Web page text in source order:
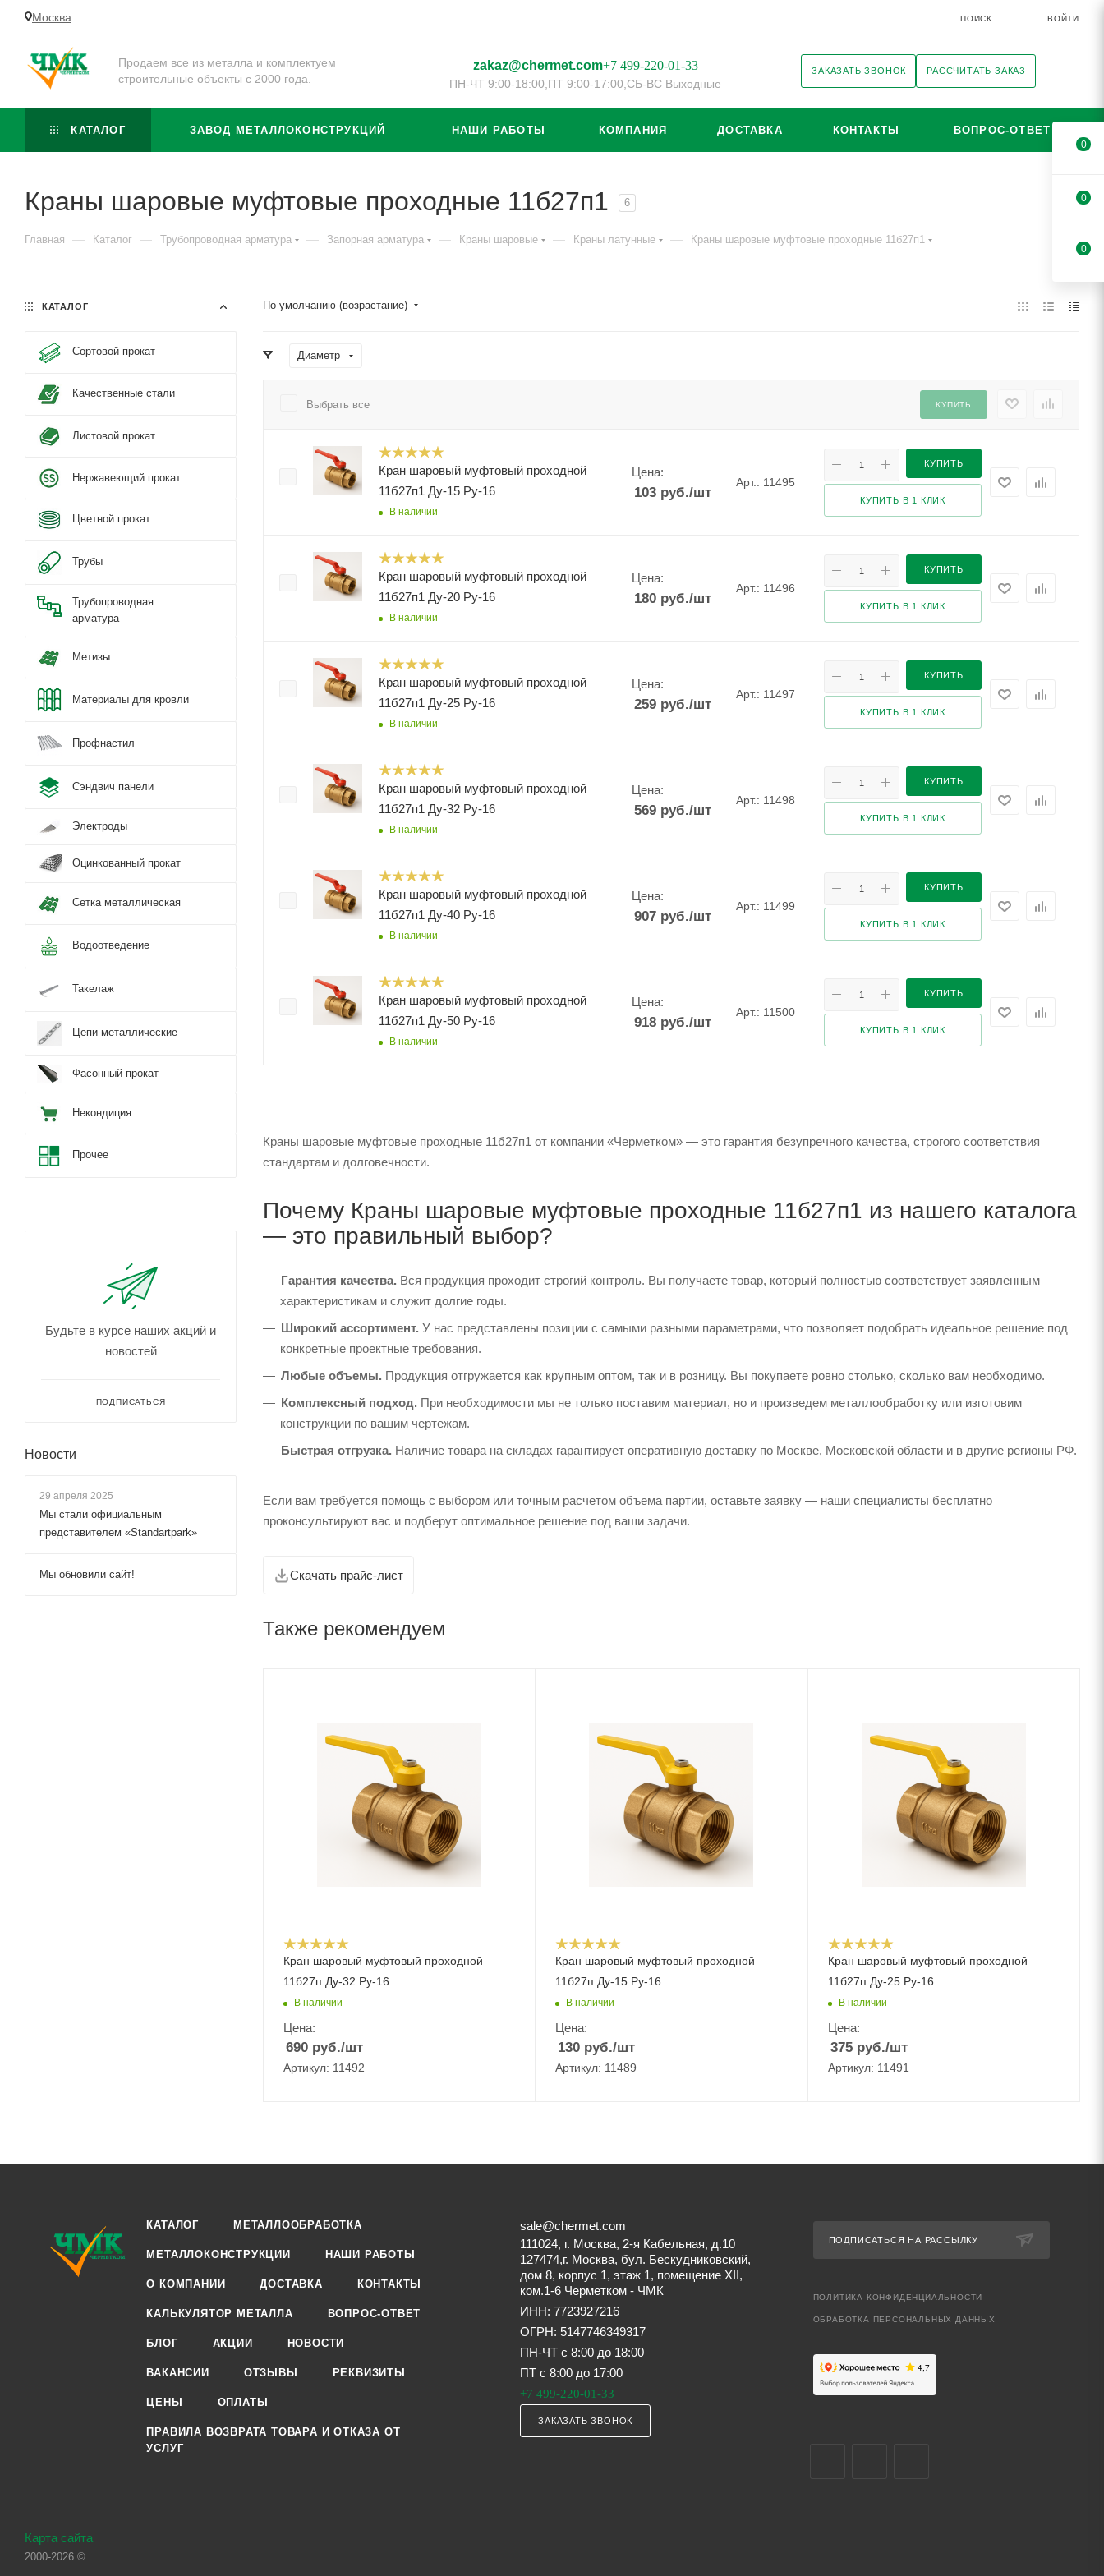
Москва ПОИСК ВОЙТИ
Продаем все из металла и комплектуем
строительные объекты с 2000 года.
zakaz@chermet.com+7 499-220-01-33
ПН-ЧТ 9:00-18:00, ПТ 9:00-17:00, СБ-ВС Выходные
ЗАКАЗАТЬ ЗВОНОК РАССЧИТАТЬ ЗАКАЗ
КАТАЛОГ ЗАВОД МЕТАЛЛОКОНСТРУКЦИЙ НАШИ РАБОТЫ КОМПАНИЯ ДОСТАВКА КОНТАКТЫ ВОПРОС-ОТВЕТ
Краны шаровые муфтовые проходные 11б27п1 6
Главная — Каталог — Трубопроводная арматура — Запорная арматура — Краны шаровые — Краны латунные — Краны шаровые муфтовые проходные 11б27п1
По умолчанию (возрастание)
Диаметр
Выбрать все КУПИТЬ
Кран шаровый муфтовый проходной
11б27п1 Ду-15 Ру-16
В наличии
Цена:
103руб./шт
Арт.: 11495
КУПИТЬ
КУПИТЬ В 1 КЛИК
Кран шаровый муфтовый проходной
11б27п1 Ду-20 Ру-16
В наличии
Цена:
180руб./шт
Арт.: 11496
КУПИТЬ
КУПИТЬ В 1 КЛИК
Кран шаровый муфтовый проходной
11б27п1 Ду-25 Ру-16
В наличии
Цена:
259руб./шт
Арт.: 11497
КУПИТЬ
КУПИТЬ В 1 КЛИК
Кран шаровый муфтовый проходной
11б27п1 Ду-32 Ру-16
В наличии
Цена:
569руб./шт
Арт.: 11498
КУПИТЬ
КУПИТЬ В 1 КЛИК
Кран шаровый муфтовый проходной
11б27п1 Ду-40 Ру-16
В наличии
Цена:
907руб./шт
Арт.: 11499
КУПИТЬ
КУПИТЬ В 1 КЛИК
Кран шаровый муфтовый проходной
11б27п1 Ду-50 Ру-16
В наличии
Цена:
918руб./шт
Арт.: 11500
КУПИТЬ
КУПИТЬ В 1 КЛИК
Краны шаровые муфтовые проходные 11б27п1 от компании «Черметком» — это гарантия безупречного качества, строгого соответствия
стандартам и долговечности.
Почему Краны шаровые муфтовые проходные 11б27п1 из нашего каталога
— это правильный выбор?
Гарантия качества. Вся продукция проходит строгий контроль. Вы получаете товар, который полностью соответствует заявленным
характеристикам и служит долгие годы.
Широкий ассортимент. У нас представлены позиции с самыми разными параметрами, что позволяет подобрать идеальное решение под
конкретные проектные требования.
Любые объемы. Продукция отгружается как крупным оптом, так и в розницу. Вы покупаете ровно столько, сколько вам необходимо.
Комплексный подход. При необходимости мы не только поставим материал, но и произведем металлообработку или изготовим
конструкции по вашим чертежам.
Быстрая отгрузка. Наличие товара на складах гарантирует оперативную доставку по Москве, Московской области и в другие регионы РФ.
Если вам требуется помощь с выбором или точным расчетом объема партии, оставьте заявку — наши специалисты бесплатно
проконсультируют вас и подберут оптимальное решение под ваши задачи.
Скачать прайс-лист
Также рекомендуем
Кран шаровый муфтовый проходной
11б27п Ду-32 Ру-16
В наличии
Цена:
690 руб./шт
Артикул: 11492
Кран шаровый муфтовый проходной
11б27п Ду-15 Ру-16
В наличии
Цена:
130 руб./шт
Артикул: 11489
Кран шаровый муфтовый проходной
11б27п Ду-25 Ру-16
В наличии
Цена:
375руб./шт
Артикул: 11491
КАТАЛОГ
Сортовой прокат
Качественные стали
Листовой прокат
Нержавеющий прокат
Цветной прокат
Трубы
Трубопроводная
арматура
Метизы
Материалы для кровли
Профнастил
Сэндвич панели
Электроды
Оцинкованный прокат
Сетка металлическая
Водоотведение
Такелаж
Цепи металлические
Фасонный прокат
Некондиция
Прочее
Будьте в курсе наших акций и
новостей
ПОДПИСАТЬСЯ
Новости
29 апреля 2025
Мы стали официальным
представителем «Standartpark»
Мы обновили сайт!
КАТАЛОГ МЕТАЛЛООБРАБОТКА
МЕТАЛЛОКОНСТРУКЦИИ НАШИ РАБОТЫ
О КОМПАНИИ ДОСТАВКА КОНТАКТЫ
КАЛЬКУЛЯТОР МЕТАЛЛА ВОПРОС-ОТВЕТ
БЛОГ АКЦИИ НОВОСТИ
ВАКАНСИИ ОТЗЫВЫ РЕКВИЗИТЫ
ЦЕНЫ ОПЛАТЫ
ПРАВИЛА ВОЗВРАТА ТОВАРА И ОТКАЗА ОТ
УСЛУГ
sale@chermet.com
111024, г. Москва, 2-я Кабельная, д.10
127474,г. Москва, бул. Бескудниковский,
дом 8, корпус 1, этаж 1, помещение XII,
ком.1-6 Черметком - ЧМК
ИНН: 7723927216
ОГРН: 5147746349317
ПН-ЧТ с 8:00 до 18:00
ПТ с 8:00 до 17:00
+7 499-220-01-33
ЗАКАЗАТЬ ЗВОНОК
ПОДПИСАТЬСЯ НА РАССЫЛКУ
ПОЛИТИКА КОНФИДЕНЦИАЛЬНОСТИ
ОБРАБОТКА ПЕРСОНАЛЬНЫХ ДАННЫХ
Карта сайта
2000-2026 ©
0
0
0